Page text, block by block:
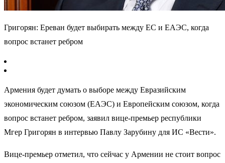
Григорян: Ереван будет выбирать между ЕС и ЕАЭС, когда
вопрос встанет ребром
Армения будет думать о выборе между Евразийским
экономическим союзом (ЕАЭС) и Европейским союзом, когда
вопрос встанет ребром, заявил вице-премьер республики
Мгер Григорян в интервью Павлу Зарубину для ИС «Вести».
Вице-премьер отметил, что сейчас у Армении не стоит вопрос